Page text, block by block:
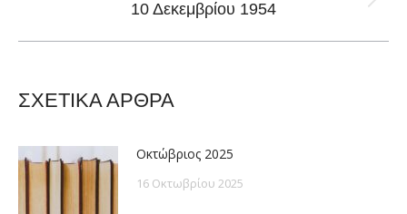
Next
10 Δεκεμβρίου 1954
ΣΧΕΤΙΚΑ ΑΡΘΡΑ
Οκτώβριος 2025
16 Οκτωβρίου 2025